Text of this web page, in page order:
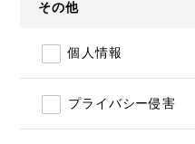
その他
個人情報
プライバシー侵害